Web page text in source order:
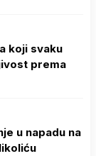
koji svaku
prema
u napadu na